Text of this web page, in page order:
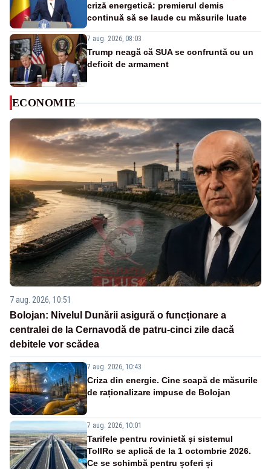
criză energetică: premierul demis
continuă să se laude cu măsurile luate
7 aug. 2026, 08:03
Trump neagă că SUA se confruntă cu un
deficit de armament
ECONOMIE
7 aug. 2026, 10:51
Bolojan: Nivelul Dunării asigură o funcționare a
centralei de la Cernavodă de patru-cinci zile dacă
debitele vor scădea
7 aug. 2026, 10:43
Criza din energie. Cine scapă de măsurile
de raționalizare impuse de Bolojan
7 aug. 2026, 10:01
Tarifele pentru rovinietă și sistemul
TollRo se aplică de la 1 octombrie 2026.
Ce se schimbă pentru șoferi și